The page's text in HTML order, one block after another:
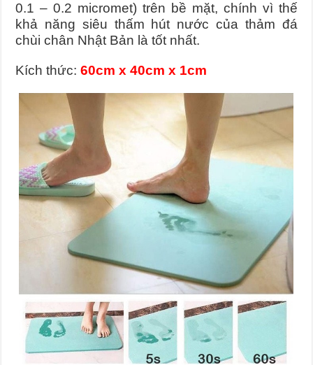
0.1 – 0.2 micromet) trên bề mặt, chính vì thế
khả năng siêu thấm hút nước của thảm đá
chùi chân Nhật Bản là tốt nhất.
Kích thức:60cm x 40cm x 1cm